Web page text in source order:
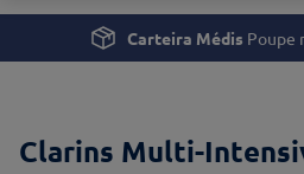
uriage
4º svr
Carteira Médis Poupe
Clarins Multi-